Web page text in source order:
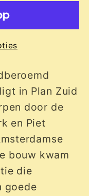
in Plan Zuid
door de
en Piet
bouw kwam
die
goede